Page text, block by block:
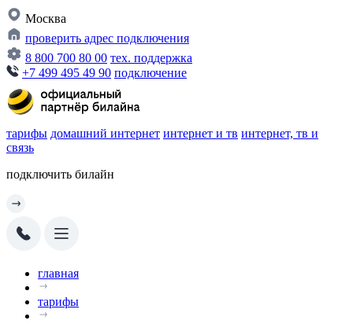
Москва
проверить адрес подключения
8 800 700 80 00 тех. поддержка
+7 499 495 49 90 подключение
тарифы домашний интернет интернет и тв интернет, тв и
связь
подключить билайн
главная
тарифы